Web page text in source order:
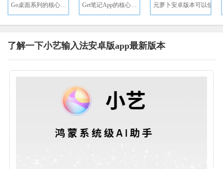
元萝卜安卓版本可以使
了解一下小艺输入法安卓版app最新版本